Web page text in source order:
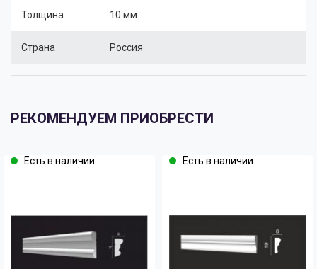
Толщина 10 мм
Страна Россия
РЕКОМЕНДУЕМ ПРИОБРЕСТИ
Есть в наличии Есть в наличии